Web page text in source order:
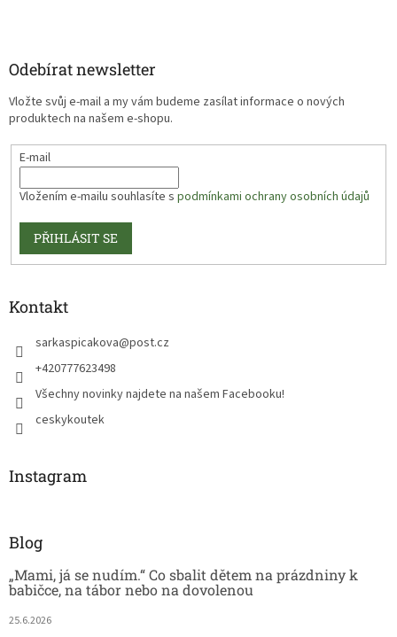
Odebírat newsletter
Vložte svůj e-mail a my vám budeme zasílat informace o nových
produktech na našem e-shopu.
E-mail
Vložením e-mailu souhlasíte s podmínkami ochrany osobních údajů
PŘIHLÁSIT SE
Kontakt
sarkaspicakova@post.cz
+420777623498
Všechny novinky najdete na našem Facebooku!
ceskykoutek
Instagram
Blog
„Mami, já se nudím.“ Co sbalit dětem na prázdniny k
babičce, na tábor nebo na dovolenou
25.6.2026